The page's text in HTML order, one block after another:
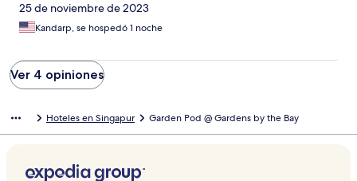
25 de noviembre de 2023
Kandarp, se hospedó 1 noche
Ver 4 opiniones
Hoteles en Singapur Garden Pod @ Gardens by the Bay